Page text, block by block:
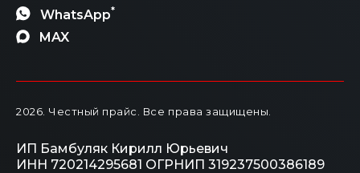
WhatsApp*
MAX
2026 . Честный прайс. Все права защищены.
ИП Бамбуляк Кирилл Юрьевич
ИНН 720214295681 ОГРНИП 319237500386189